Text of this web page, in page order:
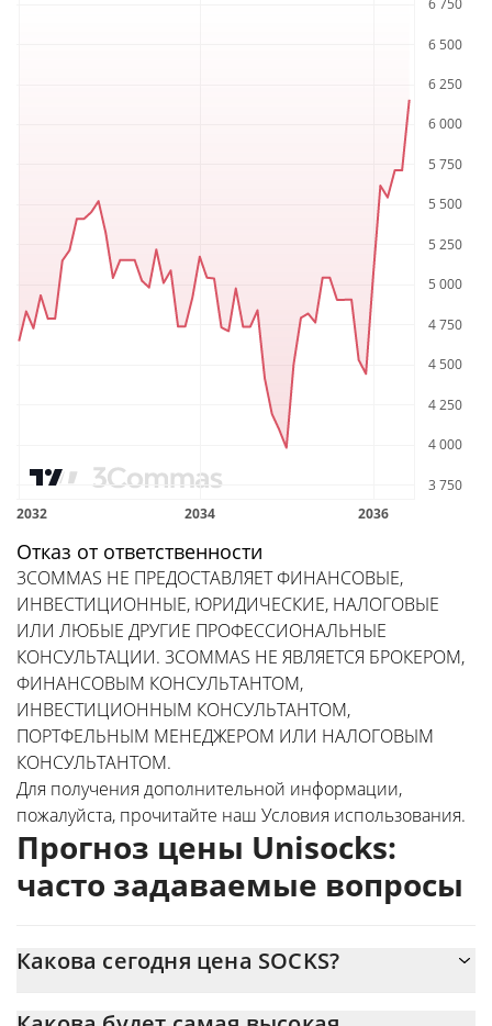
Отказ от ответственности
3COMMAS НЕ ПРЕДОСТАВЛЯЕТ ФИНАНСОВЫЕ,
ИНВЕСТИЦИОННЫЕ, ЮРИДИЧЕСКИЕ, НАЛОГОВЫЕ
ИЛИ ЛЮБЫЕ ДРУГИЕ ПРОФЕССИОНАЛЬНЫЕ
КОНСУЛЬТАЦИИ. 3COMMAS НЕ ЯВЛЯЕТСЯ БРОКЕРОМ,
ФИНАНСОВЫМ КОНСУЛЬТАНТОМ,
ИНВЕСТИЦИОННЫМ КОНСУЛЬТАНТОМ,
ПОРТФЕЛЬНЫМ МЕНЕДЖЕРОМ ИЛИ НАЛОГОВЫМ
КОНСУЛЬТАНТОМ.
Для получения дополнительной информации,
пожалуйста, прочитайте наш Условия использования.
Прогноз цены Unisocks:
часто задаваемые вопросы
Какова сегодня цена SOCKS?